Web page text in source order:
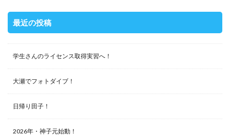
最近の投稿
学生さんのライセンス取得実習へ！
大瀬でフォトダイブ！
日帰り田子！
2026年・神子元始動！